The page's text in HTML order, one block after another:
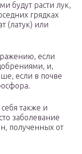
будут расти лук,
грядках
(латук) или
если
и,
если в почве
также и
заболевание
полученных от